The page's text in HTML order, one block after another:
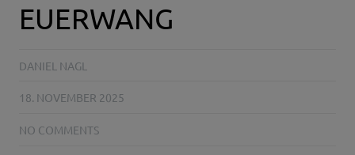
EUERWANG
DANIEL NAGL
18. NOVEMBER 2025
NO COMMENTS